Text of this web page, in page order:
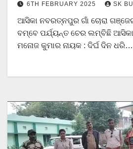
6TH FEBRUARY 2025 SK
ଆସିକା ନବରତ୍ନପୁର ଗାଁ ଚୋରା
ବମ୍ବେ ପର୍ଯ୍ୟନ୍ତ ଚେର ଲମ୍ବିଛି
ମନୋଜ କୁମାର ନାୟକ : ଦିର୍ଘ ଦିନ ଧରି…